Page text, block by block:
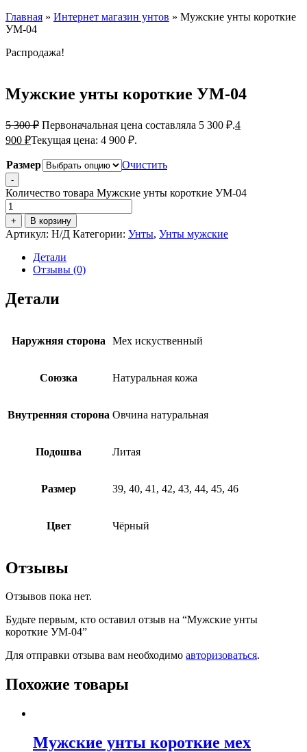
Главная » Интернет магазин унтов » Мужские унты короткие
УМ-04
Распродажа!
Мужские унты короткие УМ-04
5 300₽ Первоначальная цена составляла 5 300 ₽.4
900 ₽Текущая цена: 4 900 ₽.
Размер Очистить
-
Количество товара Мужские унты короткие УМ-04
+ В корзину
Артикул: Н/Д Категории: Унты, Унты мужские
Детали
Отзывы (0)
Детали
Наружняя сторона Мех искуственный
Союзка Натуральная кожа
Внутренняя сторона Овчина натуральная
Подошва Литая
Размер 39, 40, 41, 42, 43, 44, 45, 46
Цвет Чёрный
Отзывы
Отзывов пока нет.
Будьте первым, кто оставил отзыв на “Мужские унты
короткие УМ-04”
Для отправки отзыва вам необходимо авторизоваться.
Похожие товары
Мужские унты короткие мех